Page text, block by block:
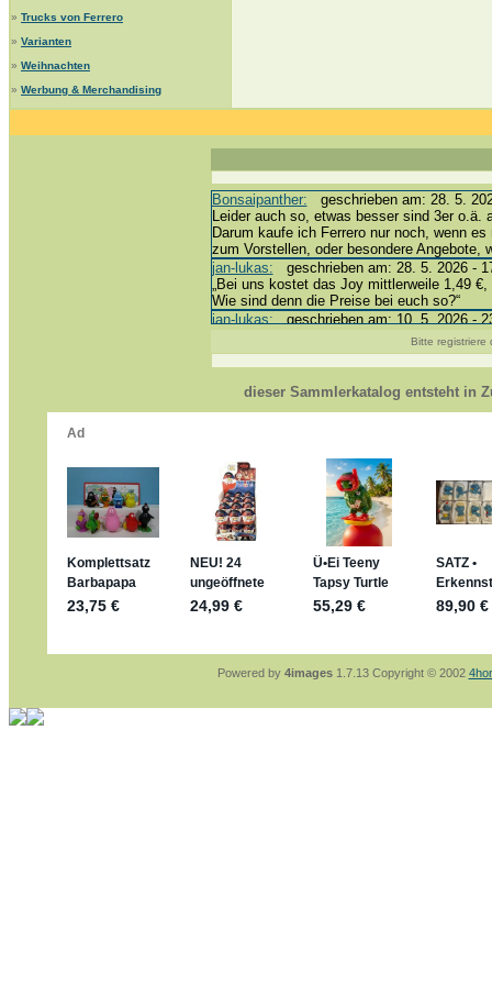
» Trucks von Ferrero
» Varianten
» Weihnachten
» Werbung & Merchandising
Bonsaipanther: geschrieben am: 28. 5.
Leider auch so, etwas besser sind 3er o.ä.
Darum kaufe ich Ferrero nur noch, wenn
zum Vorstellen, oder besondere Angebote,
jan-lukas: geschrieben am: 28. 5. 2026 -
„Bei uns kostet das Joy mittlerweile 1,49
Wie sind denn die Preise bei euch so?“
jan-lukas:geschrieben am: 10. 5. 2026 -
Bonsaipanther:geschrieben am: 10. 5.
@ Harald
https://www.ue-ei-portal-
Dein Enkel sollte zur Strafe die nächsten
Für die Figuren VC307, 310, 318 und 326
mein Enkel hat die leider weggeworfen
jan-lukas:
geschrieben am: 29. 4. 2026 -
https://www.ferrero-
sammelspass.de/einladung/
jan-lukas:
geschrieben am: 28. 4. 2026 -
stimmt, jetzt fällt es mir auch ein
*Bussi*
Bonsaipanther:
geschrieben am: 28. 4.
So habe ich das in Erinnerung ... oder?
jan-lukas:geschrieben am: 28. 4. 2026 -
Bitte registriere
dieser Sammlerkatalog entsteht in
Powered by 4images1.7.13 Copyright © 2002